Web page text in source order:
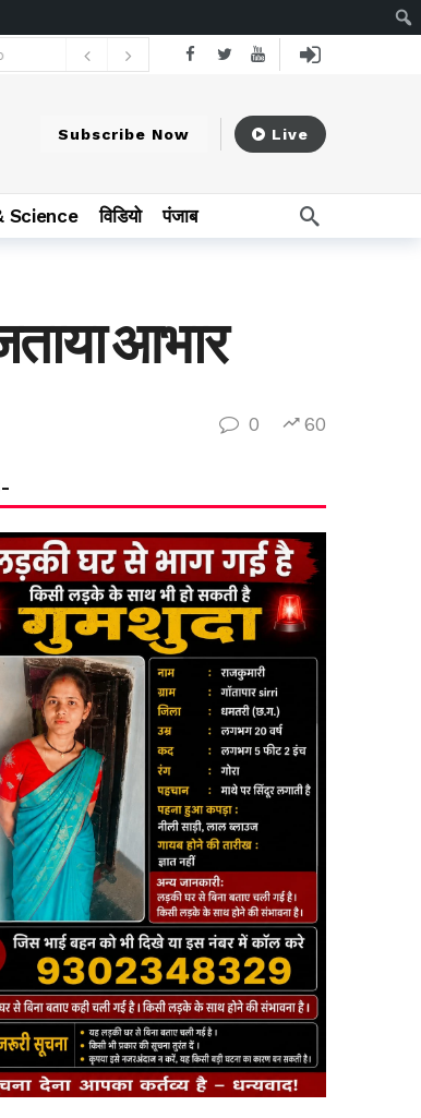
15 वर्षों से बाबा बैजनाथ धाम यात्रा कर रहे महासमुंद आर्थिक
Subscribe Now Live
Science विडियो पंजाब
आभार
0 60